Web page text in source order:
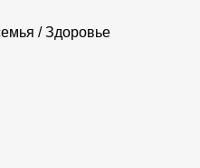
/Здоровье